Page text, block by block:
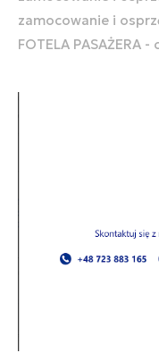
zamocowanie i
FOTELA PASAŻERA -